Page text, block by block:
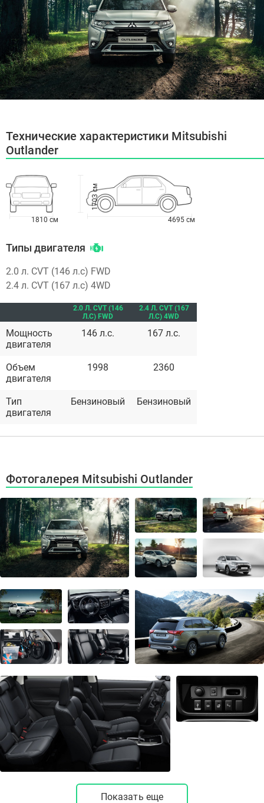
Технические характеристики Mitsubishi
Outlander
1810 см
1703 см
4695 см
Типы двигателя
2.0 л. CVT (146 л.с) FWD
2.4 л. CVT (167 л.с) 4WD
2.0 Л. CVT (146
Л.С) FWD
2.4 Л. CVT (167
Л.С) 4WD
Мощность
двигателя
146 л.с. 167 л.с.
Объем
двигателя
1998 2360
Тип
двигателя
Бензиновый Бензиновый
Фотогалерея Mitsubishi Outlander
Показать еще